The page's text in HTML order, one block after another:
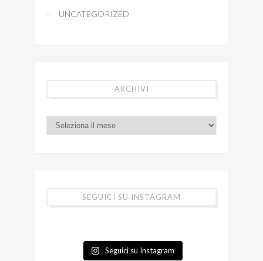
UNCATEGORIZED
ARCHIVI
SEGUICI SU INSTAGRAM
Seguici su Instagram